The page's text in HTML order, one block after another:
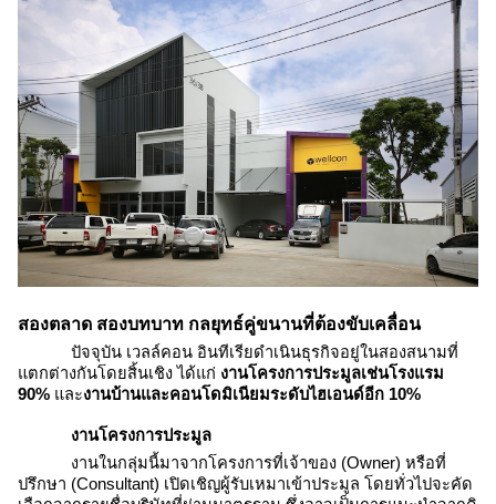
สองตลาด สองบทบาท กลยุทธ์คู่ขนานที่ต้องขับเคลื่อน
ปัจจุบัน เวลล์คอน อินทีเรียดำเนินธุรกิจอยู่ในสองสนามที่
แตกต่างกันโดยสิ้นเชิง ได้แก่ งานโครงการประมูลเช่นโรงแรม
90% และงานบ้านและคอนโดมิเนียมระดับไฮเอนด์อีก 10%
งานโครงการประมูล
งานในกลุ่มนี้มาจากโครงการที่เจ้าของ (Owner) หรือที่
ปรึกษา (Consultant) เปิดเชิญผู้รับเหมาเข้าประมูล โดยทั่วไปจะคัด